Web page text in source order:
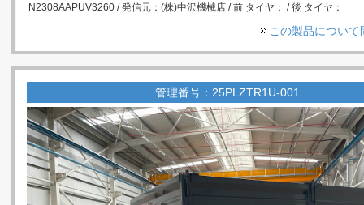
N2308AAPUV3260 / 発信元：(株)中沢機械店 / 前 タイヤ： / 後 タイヤ：
この製品につい
管理番号：25PLZTR1U-001